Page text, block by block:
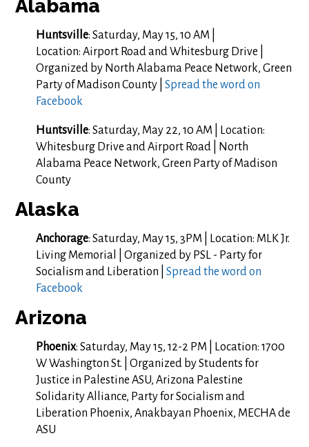
Alabama
Huntsville: Saturday, May 15, 10 AM |
Location:Airport Road and Whitesburg Drive |
Organized by North Alabama Peace Network, Green
Party of Madison County |Spread the word on
Facebook
Huntsville: Saturday, May 22, 10 AM | Location:
Whitesburg Drive and Airport Road | North
Alabama Peace Network, Green Party of Madison
County
Alaska
Anchorage: Saturday, May 15, 3PM | Location: MLK Jr.
Living Memorial | Organized by PSL - Party for
Socialism and Liberation |Spread the word on
Facebook
Arizona
Phoenix: Saturday, May 15, 12-2 PM | Location: 1700
W Washington St. | Organized by Students for
Justice in Palestine ASU, Arizona Palestine
Solidarity Alliance, Party for Socialism and
Liberation Phoenix, Anakbayan Phoenix, MECHA de
ASU